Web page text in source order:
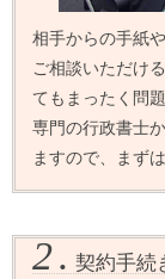
相手からの手紙
ご相談いただけ
てもまったく問
専門の行政書士
ますので、まず
2.契約手続